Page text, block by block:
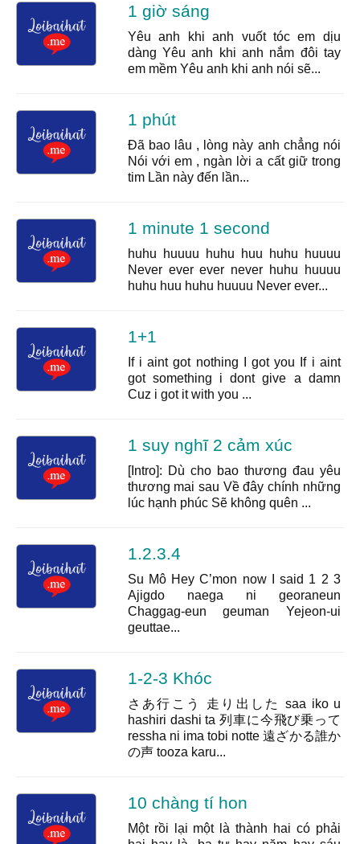
1 giờ sáng
Yêu anh khi anh vuốt tóc em dịu
dàng Yêu anh khi anh nắm đôi tay
em mềm Yêu anh khi anh nói sẽ...
1 phút
Đã bao lâu , lòng này anh chẳng nói
Nói với em , ngàn lời a cất giữ trong
tim Lần này đến lần...
1 minute 1 second
huhu huuuu huhu huu huhu huuuu
Never ever ever never huhu huuuu
huhu huu huhu huuuu Never ever...
1+1
If i aint got nothing I got you If i aint
got something i dont give a damn
Cuz i got it with you ...
1 suy nghĩ 2 cảm xúc
[Intro]: Dù cho bao thương đau yêu
thương mai sau Về đây chính những
lúc hạnh phúc Sẽ không quên ...
1.2.3.4
Su Mô Hey C’mon now I said 1 2 3
Ajigdo naega ni georaneun
Chaggag-eun geuman Yejeon-ui
geuttae...
1-2-3 Khóc
さあ行こう 走り出した saa iko u
hashiri dashi ta 列車に今飛び乗って
ressha ni ima tobi notte 遠ざかる誰か
の声 tooza karu...
10 chàng tí hon
Một rồi lại một là thành hai có phải